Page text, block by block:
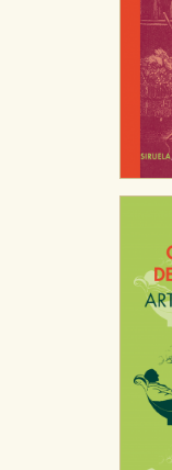
Estas cookies
publicitarios
relevante
almacenan
que se basan
navegador y
GUARDAR
Puede consultar